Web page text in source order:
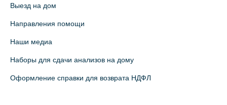
Медицинский центр "Доктор Семейный"
(официальный партнер),
+7 (812) 664-55-80
На карте
Выезд на дом
Направления помощи
Наши медиа
Наборы для сдачи анализов на дому
Оформление справки для возврата НДФЛ